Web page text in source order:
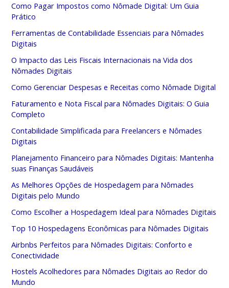
Como Pagar Impostos como Nômade Digital: Um Guia
Prático
Ferramentas de Contabilidade Essenciais para Nômades
Digitais
O Impacto das Leis Fiscais Internacionais na Vida dos
Nômades Digitais
Como Gerenciar Despesas e Receitas como Nômade Digital
Faturamento e Nota Fiscal para Nômades Digitais: O Guia
Completo
Contabilidade Simplificada para Freelancers e Nômades
Digitais
Planejamento Financeiro para Nômades Digitais: Mantenha
suas Finanças Saudáveis
As Melhores Opções de Hospedagem para Nômades
Digitais pelo Mundo
Como Escolher a Hospedagem Ideal para Nômades Digitais
Top 10 Hospedagens Econômicas para Nômades Digitais
Airbnbs Perfeitos para Nômades Digitais: Conforto e
Conectividade
Hostels Acolhedores para Nômades Digitais ao Redor do
Mundo